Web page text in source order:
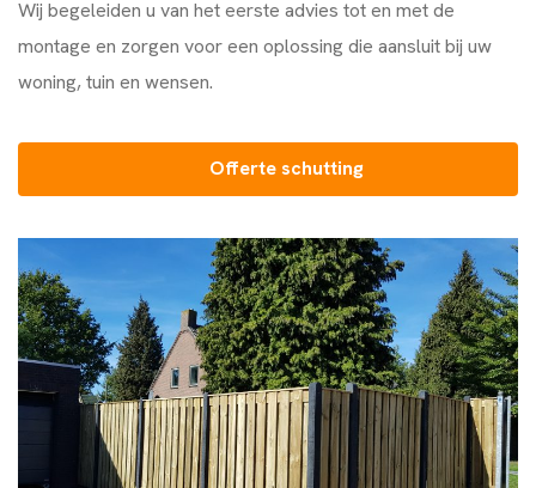
Wij begeleiden u van het eerste advies tot en met de
montage en zorgen voor een oplossing die aansluit bij uw
woning, tuin en wensen.
Offerte schutting